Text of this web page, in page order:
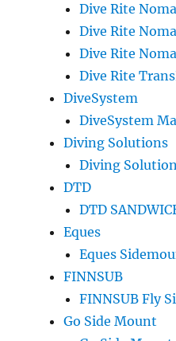
Dive Rite
Dive Rite
Dive Rite
Dive Rite
DiveSystem
DiveSystem
Diving Solutions
Diving
DTD
DTD
Eques
Eques
FINNSUB
FINNSUB Fly
Go Side Mount